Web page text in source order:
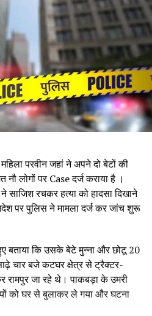
परवीन जहां ने अपने दो बेटों की
लोगों पर Case दर्ज कराया है ।
साजिश रचकर हत्या को हादसा दिखाने
पर पुलिस ने मामला दर्ज कर जांच शुरू
हुए बताया कि उसके बेटे मुन्ना और छोटू 20
चार बजे कटघर क्षेत्र से ट्रैक्टर-
रामपुर जा रहे थे। पाकबड़ा के उमरी
को घर से बुलाकर ले गया और घटना